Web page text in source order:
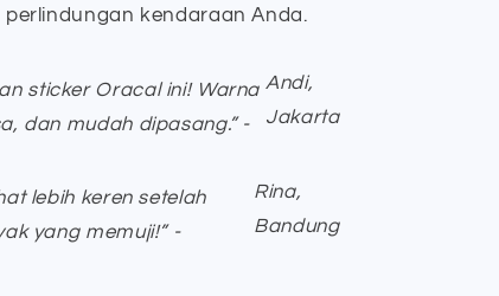
kendaraan Anda.
sticker Oracal ini! Warna
dan mudah dipasang.” -
Andi,
Jakarta
lebih keren setelah
yang memuji!” -
Rina,
Bandung